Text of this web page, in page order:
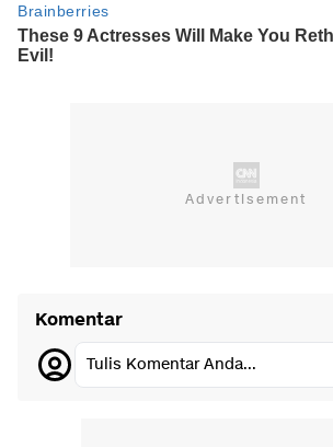
Komentar
Tulis Komentar Anda...